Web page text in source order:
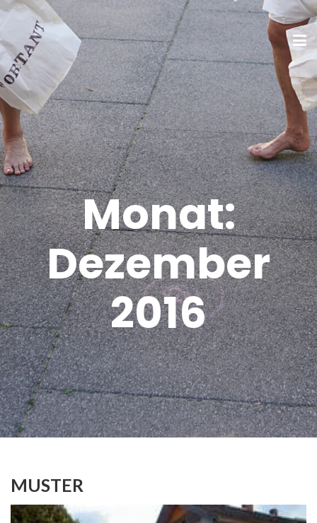
Monat:
Dezember
2016
MUSTER